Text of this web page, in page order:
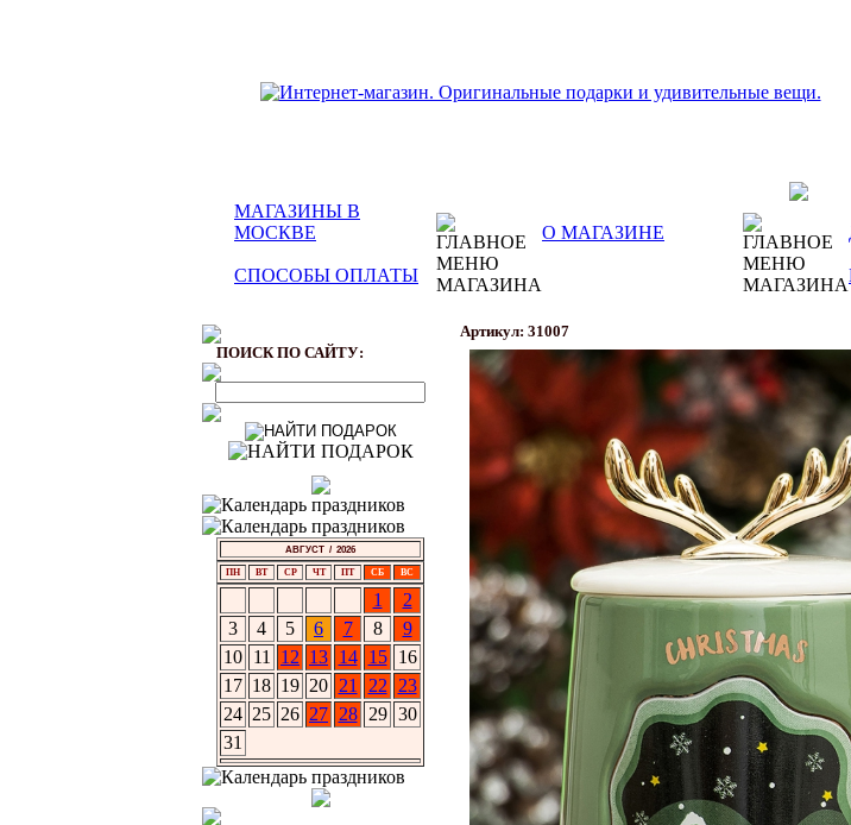
МАГАЗИНЫ В
МОСКВЕ
О МАГАЗИНЕ
СПОСОБЫ ОПЛАТЫ
ПОИСК ПО САЙТУ:
АВГУСТ / 2026
ПН ВТ СР ЧТ ПТ СБ ВС
1
2
3
4 5 6 7 8
9
10 11 12 13 14 15
16
17 18 19 20 21 22
23
24 25 26 27 28 29 30
31
Артикул: 31007